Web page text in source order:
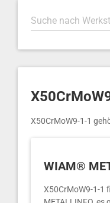
X50CrMoW9-1-1
WIAM®
X50CrMoW9-1-1